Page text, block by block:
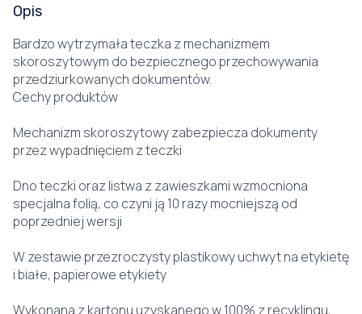
Opis
Bardzo wytrzymała teczka z mechanizmem
skoroszytowym do bezpiecznego przechowywania
przedziurkowanych dokumentów.
Cechy produktów
Mechanizm skoroszytowy zabezpiecza dokumenty
przez wypadnięciem z teczki
Dno teczki oraz listwa z zawieszkami wzmocniona
specjalna folią, co czyni ją 10 razy mocniejszą od
poprzedniej wersji
W zestawie przezroczysty plastikowy uchwyt na etykietę
i białe, papierowe etykiety
Wykonana z kartonu uzyskanego w 100% z recyklingu,